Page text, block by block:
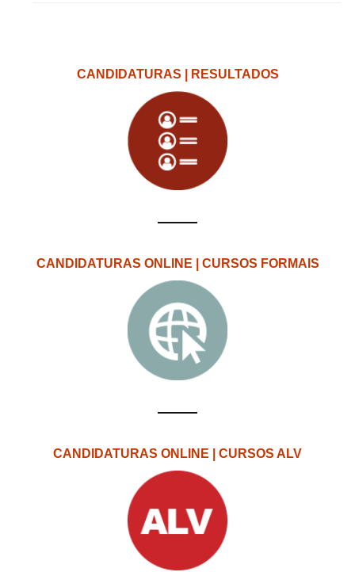
CANDIDATURAS | RESULTADOS
CANDIDATURAS ONLINE | CURSOS FORMAIS
CANDIDATURAS ONLINE | CURSOS ALV